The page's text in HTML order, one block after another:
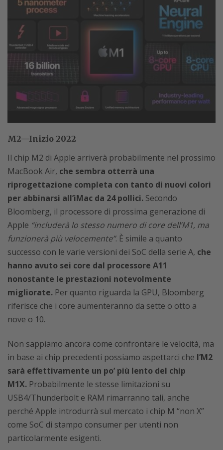
M2—Inizio 2022
Il chip M2 di Apple arriverà probabilmente nel prossimo
MacBook Air, che sembra otterrà una
riprogettazione completa con tanto di nuovi colori
per abbinarsi all’iMac da 24 pollici. Secondo
Bloomberg, il processore di prossima generazione di
Apple “includerà lo stesso numero di core dell’M1, ma
funzionerà più velocemente”. È simile a quanto
successo con le varie versioni dei SoC della serie A, che
hanno avuto sei core dal processore A11
nonostante le prestazioni notevolmente
migliorate. Per quanto riguarda la GPU, Bloomberg
riferisce che i core aumenteranno da sette o otto a
nove o 10.
Non sappiamo ancora come confrontare le velocità, ma
in base ai chip precedenti possiamo aspettarci che l’M2
sarà effettivamente un po’ più lento del chip
M1X. Probabilmente le stesse limitazioni su
USB4/Thunderbolt e RAM rimarranno tali, anche
perché Apple introdurrà sul mercato i chip M “non X”
come SoC di stampo consumer per utenti non
particolarmente esigenti.